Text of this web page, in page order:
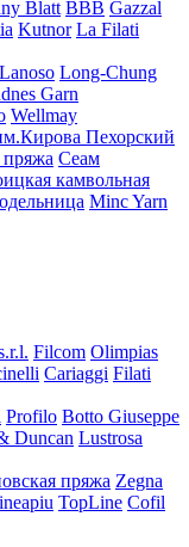
Blatt BBB Gazzal
Kutnor La Filati
Lanoso Long-Chung
Garn
Wellmay
Пехорский
пряжа Сеам
камвольная
Minc Yarn
Filcom Olimpias
Cariaggi Filati
Profilo Botto Giuseppe
Duncan Lustrosa
пряжа Zegna
TopLine Cofil